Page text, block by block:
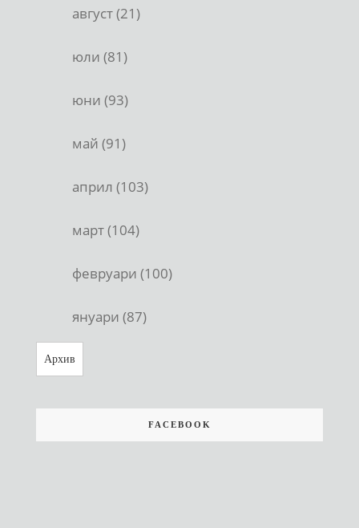
август (21)
юли (81)
юни (93)
май (91)
април (103)
март (104)
февруари (100)
януари (87)
Архив
FACEBOOK